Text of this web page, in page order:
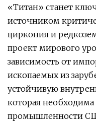
«Титан» станет
источником
циркония и
проект мирового
зависимость от
ископаемых из
устойчивую
которая
промышленности